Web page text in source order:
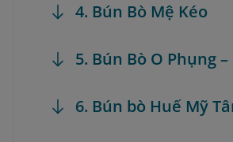
4. Bún Bò Mệ Kéo
5. Bún Bò O Phụng
6. Bún bò Huế Mỹ